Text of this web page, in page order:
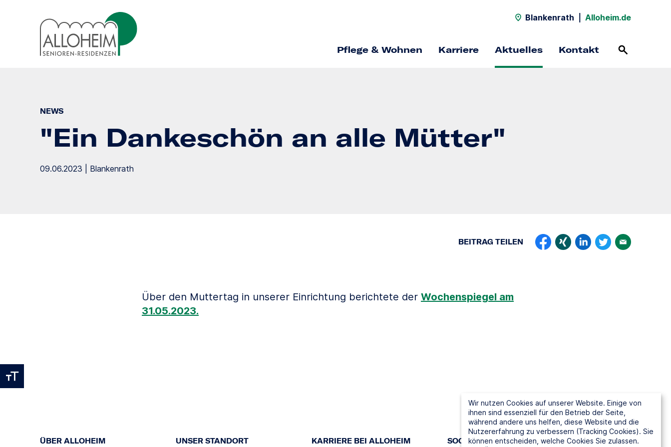
Blankenrath Alloheim.de
Pflege & Wohnen Karriere Aktuelles Kontakt
NEWS
"Ein Dankeschön an alle Mütter"
09.06.2023 | Blankenrath
BEITRAG TEILEN
Über den Muttertag in unserer Einrichtung berichtete der Wochenspiegel am
31.05.2023.
ÜBER ALLOHEIM UNSER STANDORT KARRIERE BEI ALLOHEIM SOCIAL MEDIA
Wir nutzen Cookies auf unserer Website. Einige von
ihnen sind essenziell für den Betrieb der Seite,
während andere uns helfen, diese Website und die
Nutzererfahrung zu verbessern (Tracking Cookies). Sie
können entscheiden, welche Cookies Sie zulassen.